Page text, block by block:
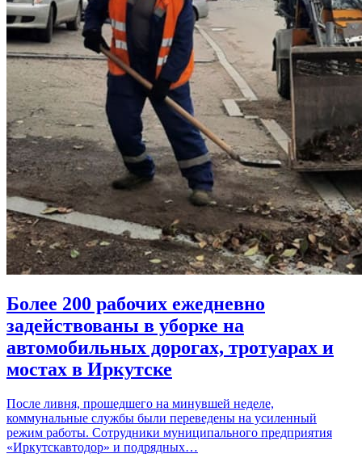
Более 200 рабочих ежедневно
задействованы в уборке на
автомобильных дорогах, тротуарах и
мостах в Иркутске
После ливня, прошедшего на минувшей неделе,
коммунальные службы были переведены на усиленный
режим работы. Сотрудники муниципального предприятия
«Иркутскавтодор» и подрядных…